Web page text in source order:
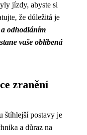
jízdy, abyste si
že důležitá je
odhodláním
vaše oblíbená
zranění
štíhlejší postavy je
a důraz na